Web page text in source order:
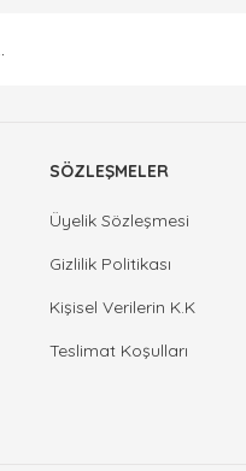
SÖZLEŞMELER
Üyelik Sözleşmesi
Gizlilik Politikası
Kişisel Verilerin K.K
Teslimat Koşulları